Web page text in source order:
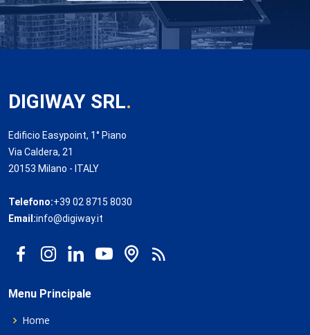
DIGIWAY SRL.
Edificio Easypoint, 1° Piano
Via Caldera, 21
20153 Milano - ITALY
Telefono:+39 02 8715 8030
Email:info@digiway.it
Menu Principale
Home